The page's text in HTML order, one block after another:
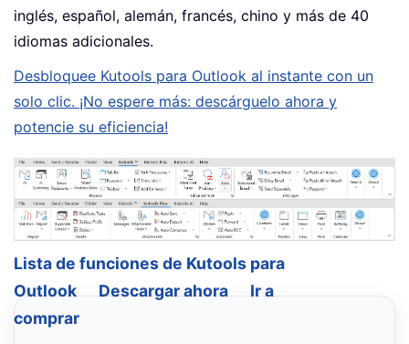
inglés, español, alemán, francés, chino y más de 40
idiomas adicionales.
Desbloquee Kutools para Outlook al instante con un
solo clic. ¡No espere más: descárguelo ahora y
potencie su eficiencia!
Lista de funciones de Kutools para
Outlook
Descargar ahora
Ir a
comprar